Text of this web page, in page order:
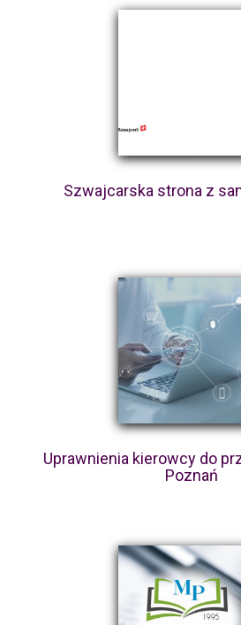
Szwajcarska strona z
Uprawnienia kierowcy do
Poznań